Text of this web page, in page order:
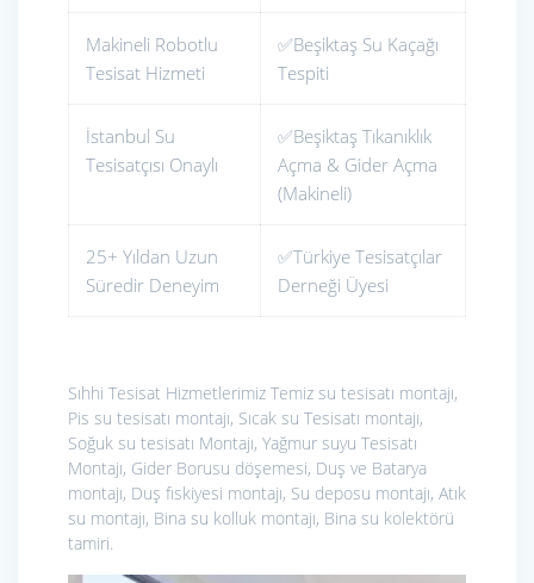
Makineli Robotlu
Tesisat Hizmeti
✅Beşiktaş Su Kaçağı
Tespiti
İstanbul Su
Tesisatçısı Onaylı
✅Beşiktaş Tıkanıklık
Açma & Gider Açma
(Makineli)
25+ Yıldan Uzun
Süredir Deneyim
✅Türkiye Tesisatçılar
Derneği Üyesi
Sıhhi Tesisat Hizmetlerimiz Temiz su tesisatı montajı,
Pis su tesisatı montajı, Sıcak su Tesisatı montajı,
Soğuk su tesisatı Montajı, Yağmur suyu Tesisatı
Montajı, Gider Borusu döşemesi, Duş ve Batarya
montajı, Duş fıskiyesi montajı, Su deposu montajı, Atık
su montajı, Bina su kolluk montajı, Bina su kolektörü
tamiri.